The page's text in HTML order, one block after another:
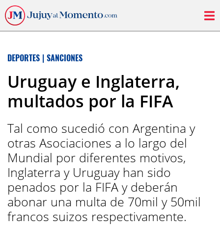
DEPORTES | SANCIONES
Uruguay e Inglaterra,
multados por la FIFA
Tal como sucedió con Argentina y
otras Asociaciones a lo largo del
Mundial por diferentes motivos,
Inglaterra y Uruguay han sido
penados por la FIFA y deberán
abonar una multa de 70mil y 50mil
francos suizos respectivamente.